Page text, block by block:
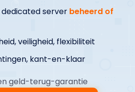
dedicated server beheerd of
veiligheid, flexibiliteit
kant-en-klaar
geld-terug-garantie